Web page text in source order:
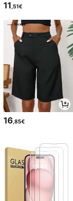
11,51€
16 ,85€